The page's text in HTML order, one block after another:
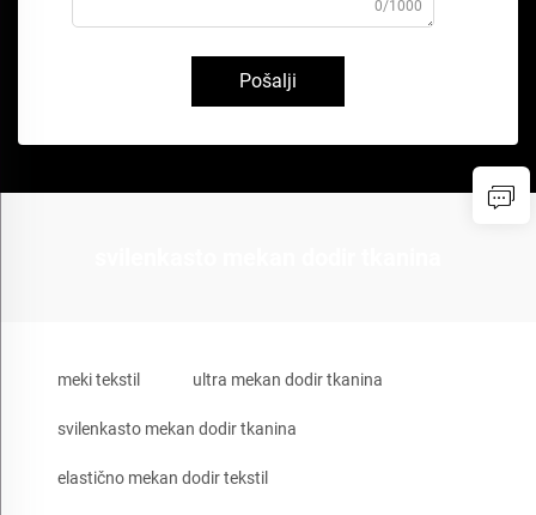
0/1000
Pošalji
meki tekstil ultra mekan dodir tkanina
svilenkasto mekan dodir tkanina
elastično mekan dodir tekstil